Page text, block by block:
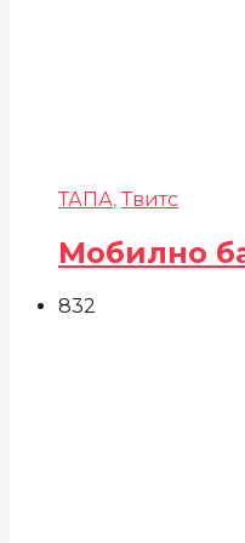
ТАПА, Твитс
Мобилно
832